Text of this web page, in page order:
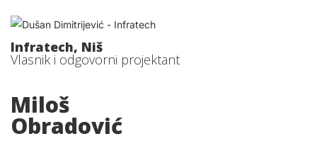
Infratech, Niš
Vlasnik i odgovorni projektant
Miloš
Obradović